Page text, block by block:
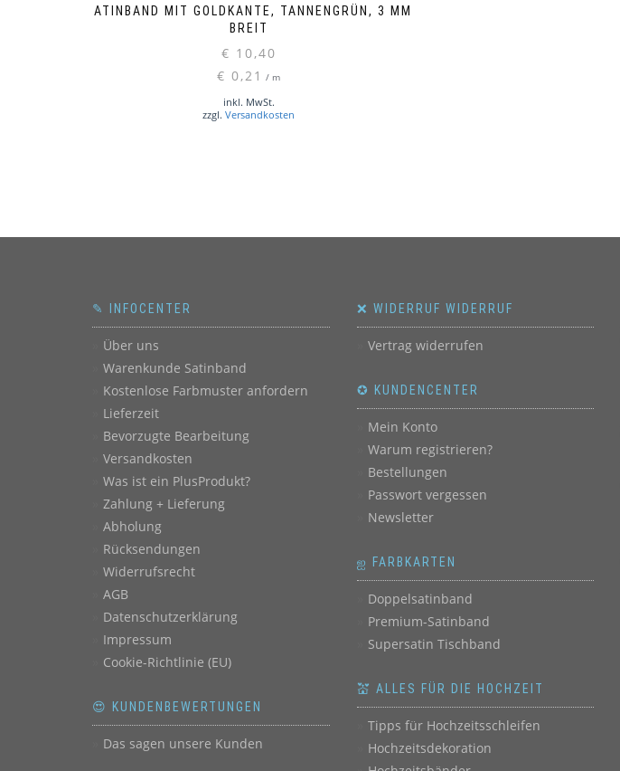
SATINBAND MIT GOLDKANTE, TANNENGRÜN, 3 MM
BREIT
€ 10,40
€ 0,21 / m
inkl. MwSt.
zzgl.Versandkosten
✎ INFOCENTER
Über uns
Warenkunde Satinband
Kostenlose Farbmuster anfordern
Lieferzeit
Bevorzugte Bearbeitung
Versandkosten
Was ist ein PlusProdukt?
Zahlung + Lieferung
Abholung
Rücksendungen
Widerrufsrecht
AGB
Datenschutzerklärung
Impressum
Cookie-Richtlinie (EU)
😍 KUNDENBEWERTUNGEN
Das sagen unsere Kunden
❌ WIDERRUF WIDERRUF
Vertrag widerrufen
✪ KUNDENCENTER
Mein Konto
Warum registrieren?
Bestellungen
Passwort vergessen
Newsletter
ஐ FARBKARTEN
Doppelsatinband
Premium-Satinband
Supersatin Tischband
💒 ALLES FÜR DIE HOCHZEIT
Tipps für Hochzeitsschleifen
Hochzeitsdekoration